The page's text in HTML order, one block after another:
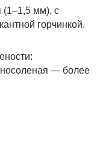
мм), с
горчинкой.
— более